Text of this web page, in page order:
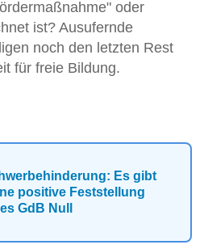
oder
ist? Ausufernde
noch den letzten Rest
für freie Bildung.
Es gibt
positive Feststellung
GdB Null